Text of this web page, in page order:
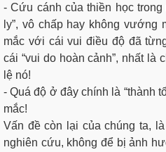
- Cứu cánh của thiền học trong
ly”, vô chấp hay không vướng
mắc với cái vui điều độ đã
cái “vui do hoàn cảnh”, nhất
lệ nó!
- Quá độ ở đây chính là “thành
mắc!
Vấn đề còn lại của chúng ta,
nghiên cứu, không để bị ảnh